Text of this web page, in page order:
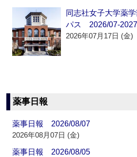
同志社女子大学薬
パス 2026/07-
2026年07月17日 (金)
薬事日報
薬事日報 2026/08/07
2026年08月07日 (金)
薬事日報 2026/08/05